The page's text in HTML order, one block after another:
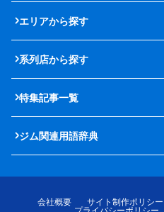
エリアから探す
系列店から探す
特集記事一覧
ジム関連用語辞典
会社概要 サイト制作ポリシー